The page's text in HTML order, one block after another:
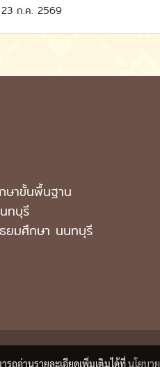
23 ก.ค. 2569
ษาขั้นพื้นฐาน
ทบุรี
ยมศึกษา นนทบุรี
ถอ่านรายละเอียดเพิ่มเติมได้ที่นโยบาย